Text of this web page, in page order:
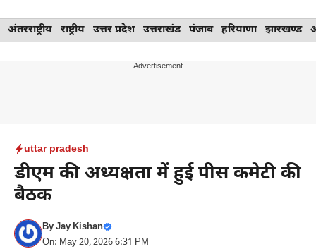
Skip
to
अंतरराष्ट्रीय राष्ट्रीय उत्तर प्रदेश उत्तराखंड पंजाब हरियाणा झारखण्ड
---Advertisement---
uttar pradesh
डीएम की अध्यक्षता में हुई पीस कमेटी की
बैठक
ByJay Kishan
On: May 20, 2026 6:31 PM